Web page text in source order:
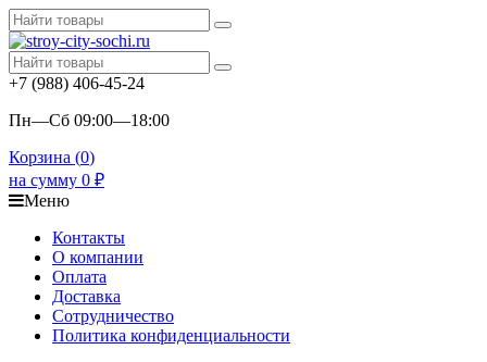
+7 (988) 406-45-24
Пн—Сб 09:00—18:00
Корзина (0)
на сумму 0 ₽
Меню
Контакты
О компании
Оплата
Доставка
Сотрудничество
Политика конфиденциальности